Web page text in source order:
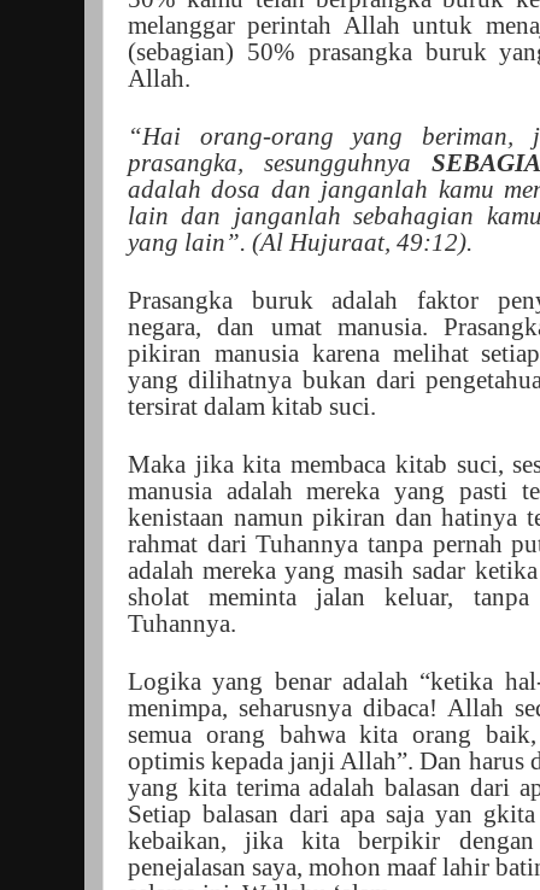
melanggar perintah Allah untuk
(sebagian) 50% prasangka buruk
Allah.
“Hai orang-orang yang beriman,
prasangka, sesungguhnya
adalah dosa dan janganlah kamu
lain dan janganlah sebahagian
yang lain”. (Al Hujuraat, 49:12).
Prasangka buruk adalah faktor
negara, dan umat manusia.
pikiran manusia karena melihat
yang dilihatnya bukan dari
tersirat dalam kitab suci.
Maka jika kita membaca kitab suci,
manusia adalah mereka yang pasti
kenistaan namun pikiran dan hatinya
rahmat dari Tuhannya tanpa pernah
adalah mereka yang masih sadar
sholat meminta jalan keluar, tanpa
Tuhannya.
Logika yang benar adalah “ketika
menimpa, seharusnya dibaca! Allah
semua orang bahwa kita orang
optimis kepada janji Allah”. Dan harus
yang kita terima adalah balasan dari
Setiap balasan dari apa saja yan
kebaikan, jika kita berpikir
penejalasan saya, mohon maaf lahir